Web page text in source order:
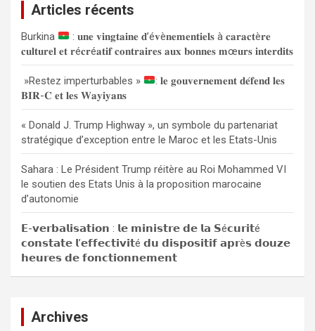
c
h
e
r
Articles récents
Burkina
: 𝐮𝐧𝐞 𝐯𝐢𝐧𝐠𝐭𝐚𝐢𝐧𝐞 𝐝’é𝐯è𝐧𝐞𝐦𝐞𝐧𝐭𝐢𝐞𝐥𝐬 à 𝐜𝐚𝐫𝐚𝐜𝐭è𝐫𝐞
𝐜𝐮𝐥𝐭𝐮𝐫𝐞𝐥 𝐞𝐭 𝐫é𝐜𝐫é𝐚𝐭𝐢𝐟 𝐜𝐨𝐧𝐭𝐫𝐚𝐢𝐫𝐞𝐬 𝐚𝐮𝐱 𝐛𝐨𝐧𝐧𝐞𝐬 𝐦œ𝐮𝐫𝐬 𝐢𝐧𝐭𝐞𝐫𝐝𝐢𝐭𝐬
»Restez imperturbables »
: 𝐥𝐞 𝐠𝐨𝐮𝐯𝐞𝐫𝐧𝐞𝐦𝐞𝐧𝐭 𝐝𝐞́𝐟𝐞𝐧𝐝 𝐥𝐞𝐬
𝐁𝐈𝐑-𝐂 𝐞𝐭 𝐥𝐞𝐬 𝐖𝐚𝐲𝐢𝐲𝐚𝐧𝐬
« Donald J. Trump Highway », un symbole du partenariat
stratégique d’exception entre le Maroc et les Etats-Unis
Sahara : Le Président Trump réitère au Roi Mohammed VI
le soutien des Etats Unis à la proposition marocaine
d’autonomie
𝗘-𝘃𝗲𝗿𝗯𝗮𝗹𝗶𝘀𝗮𝘁𝗶𝗼𝗻 : 𝗹𝗲 𝗺𝗶𝗻𝗶𝘀𝘁𝗿𝗲 𝗱𝗲 𝗹𝗮 𝗦é𝗰𝘂𝗿𝗶𝘁é
𝗰𝗼𝗻𝘀𝘁𝗮𝘁𝗲 𝗹’𝗲𝗳𝗳𝗲𝗰𝘁𝗶𝘃𝗶𝘁é 𝗱𝘂 𝗱𝗶𝘀𝗽𝗼𝘀𝗶𝘁𝗶𝗳 𝗮𝗽𝗿è𝘀 𝗱𝗼𝘂𝘇𝗲
𝗵𝗲𝘂𝗿𝗲𝘀 𝗱𝗲 𝗳𝗼𝗻𝗰𝘁𝗶𝗼𝗻𝗻𝗲𝗺𝗲𝗻𝘁
Archives